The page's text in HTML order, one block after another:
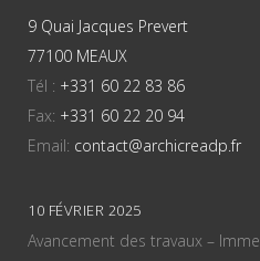
9 Quai Jacques Prevert
77100 MEAUX
Tél : +331 60 22 83 86
Fax: +331 60 22 20 94
Email: contact@archicreadp.fr
10 FÉVRIER 2025
Avancement des travaux –